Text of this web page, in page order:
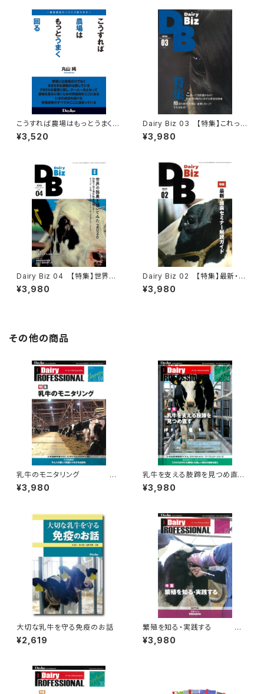
こうすれば農場はもっとうまく回
る
¥3,520
Dairy Biz 03 【特集】これって
実際儲かるの？ 投資・取り組み
に対する費用対効果
¥3,980
Dairy Biz 04 【特集】世界の
酪農を覗いてみた2026
¥3,980
Dairy Biz 02 【特集】最新・酪
農セミナー解説ガイド
¥3,980
その他の商品
乳牛のモニタリング
Dairy PR
OFESSIONAL Vol.19
¥3,980
乳牛を支える肢蹄を見つめ直
す Dairy P
ROFESSIONAL Vol.24
¥3,980
大切な乳牛を守る免疫のお話
¥2,619
繁殖を知る・実践する
Dairy P
ROFESSIONAL Vol.22
¥3,980